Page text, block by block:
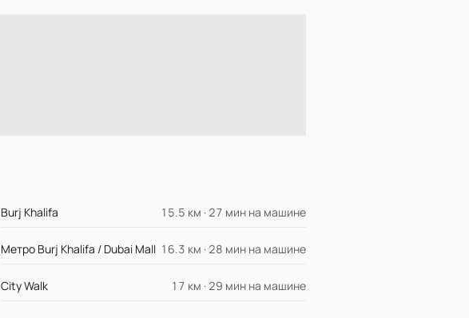
Burj Khalifa 15.5 км · 27 мин на машине
Метро Burj Khalifa / Dubai Mall 16.3 км · 28 мин на машине
City Walk 17 км · 29 мин на машине